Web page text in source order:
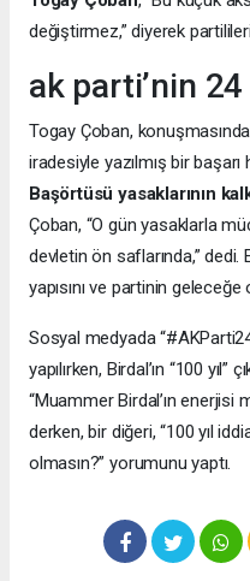
değiştirmez,” diyerek
ak parti’nin 24
Togay Çoban, konuşmasında
iradesiyle yazılmış bir başarı
Başörtüsü yasaklarının
Çoban, “O gün yasaklarla
devletin ön saflarında,”
yapısını ve partinin geleceğe
Sosyal medyada
yapılırken, Birdal’ın “100 yıl”
“Muammer Birdal’ın enerjisi
derken, bir diğeri, “100 yıl
olmasın?” yorumunu yaptı.